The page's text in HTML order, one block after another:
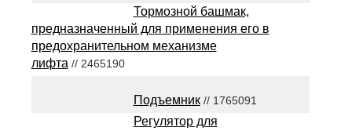
Тормозной башмак,
предназначенный для применения его в
предохранительном механизме
лифта// 2465190
Подъемник// 1765091
Регулятор для